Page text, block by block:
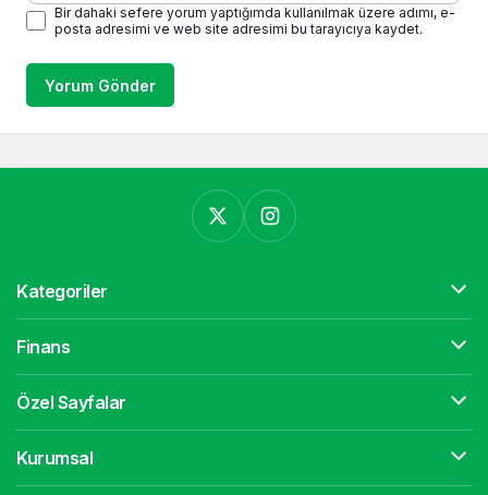
Bir dahaki sefere yorum yaptığımda kullanılmak üzere adımı, e-
posta adresimi ve web site adresimi bu tarayıcıya kaydet.
Yorum Gönder
Kategoriler
Finans
Özel Sayfalar
Kurumsal